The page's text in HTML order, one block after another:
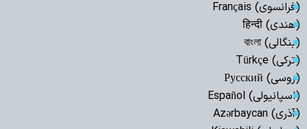
(فرانسوی) Français
(هندی) हिन्दी
(بنگالی) বাংলা
(ترکی) Türkçe
(روسی) Русский
(اسپانیولی) Español
(آذری) Azərbaycan